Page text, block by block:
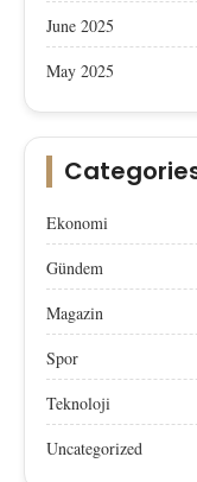
June 2025
May 2025
Ekonomi
Gündem
Magazin
Spor
Teknoloji
Uncategorized